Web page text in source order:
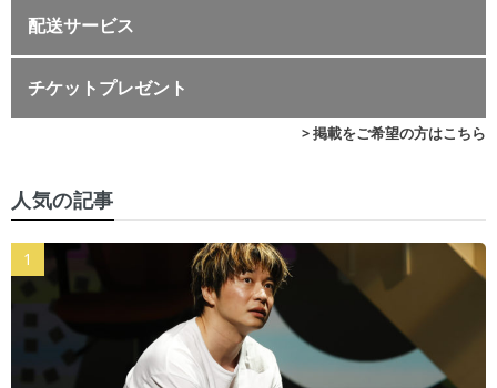
配送サービス
チケットプレゼント
> 掲載をご希望の方はこちら
人気の記事